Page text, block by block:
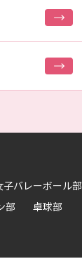
子バレーボール部
部
卓球部